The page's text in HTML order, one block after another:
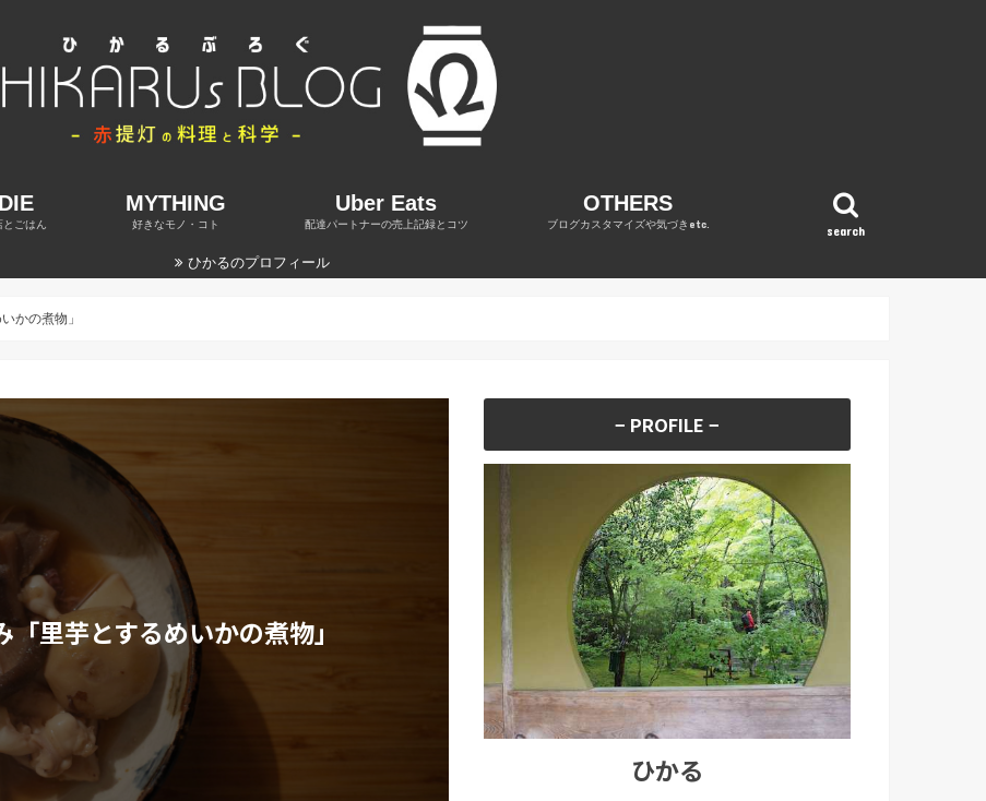
search
とごはん
MYTHING
好きなモノ・コト
Uber Eats
配達パートナーの売上記録とコツ
OTHERS
ブログカスタマイズや気づきetc.
ひかるのプロフィール
かの煮物」
里芋とするめいかの煮物」
− PROFILE −
ひかる